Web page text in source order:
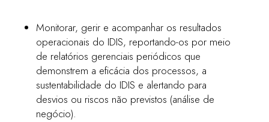
Monitorar, gerir e acompanhar os resultados
operacionais do IDIS, reportando-os por meio
de relatórios gerenciais periódicos que
demonstrem a eficácia dos processos, a
sustentabilidade do IDIS e alertando para
desvios ou riscos não previstos (análise de
negócio).